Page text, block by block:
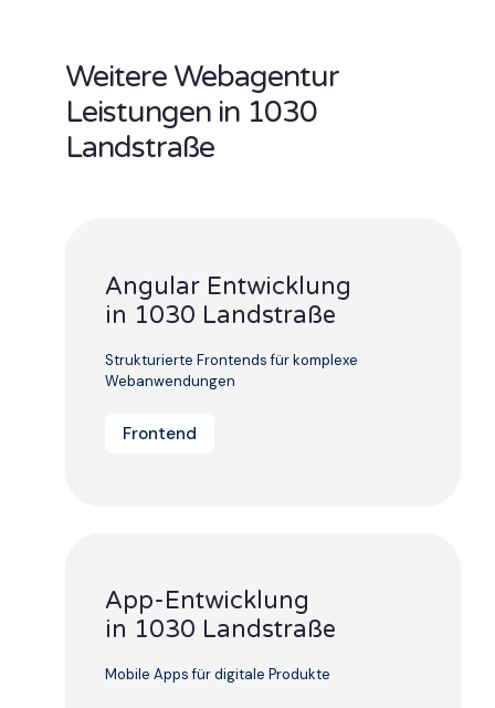
Weitere Webagentur
Leistungen in 1030
Landstraße
Angular Entwicklung
in 1030 Landstraße
Strukturierte Frontends für komplexe
Webanwendungen
Frontend
App-Entwicklung
in 1030 Landstraße
Mobile Apps für digitale Produkte